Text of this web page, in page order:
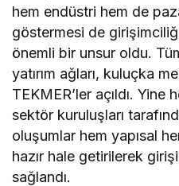
hem endüstri hem de
göstermesi de
önemli bir unsur oldu.
yatırım ağları, kuluçka
TEKMER’ler açıldı.
sektör kuruluşları
oluşumlar hem yapısal
hazır hale getirilerek
sağlandı.